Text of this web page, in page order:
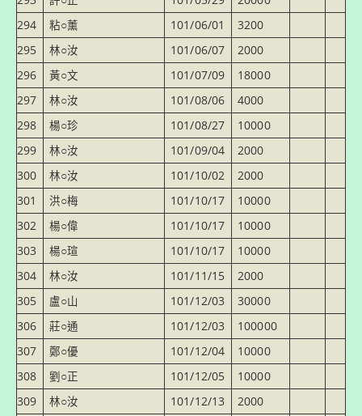
294
粘○薰 101/06/01
3200
295
林○汝 101/06/07
2000
296
黃○文 101/07/09
18000
297
林○汝 101/08/06
4000
298
楊○珍 101/08/27
10000
299
林○汝 101/09/04
2000
300
林○汝 101/10/02
2000
301
洪○梅 101/10/17
10000
302
楊○偉 101/10/17
10000
303
楊○瑄 101/10/17
10000
304
林○汝 101/11/15
2000
305
盧○山 101/12/03
30000
306
莊○通 101/12/03
100000
307
鄭○優 101/12/04
10000
308
劉○正 101/12/05
10000
309
林○汝 101/12/13 2000